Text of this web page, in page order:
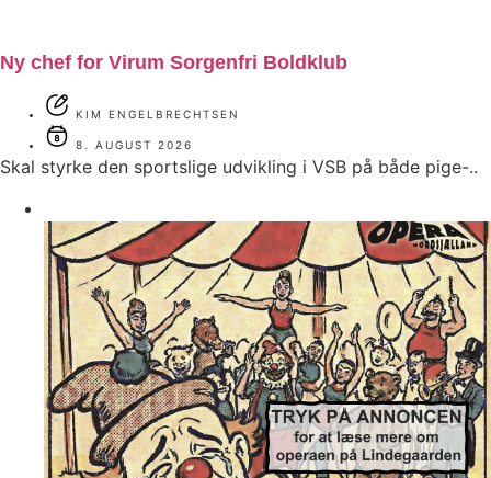
Ny chef for Virum Sorgenfri Boldklub
KIM ENGELBRECHTSEN
8. AUGUST 2026
Skal styrke den sportslige udvikling i VSB på både pige-..